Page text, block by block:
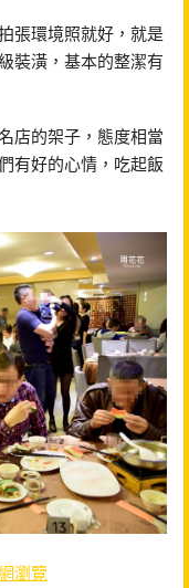
張環境照就好，就是
裝潢，基本的整潔有
店的架子，態度相當
有好的心情，吃起飯
瀏覽